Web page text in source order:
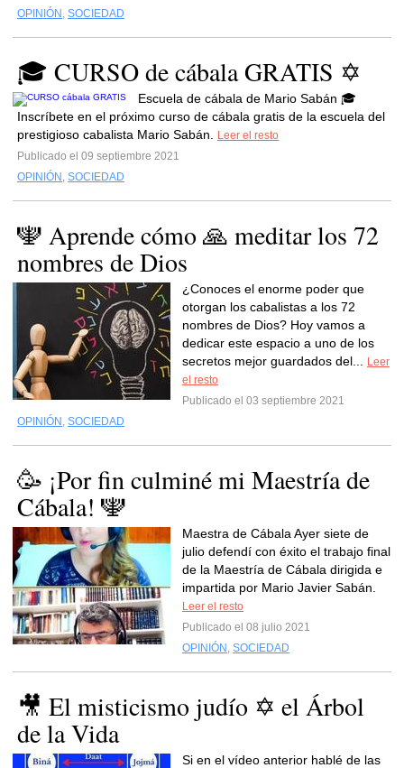
OPINIÓN , SOCIEDAD
🎓 CURSO de cábala GRATIS ✡️
Escuela de cábala de Mario Sabán 🎓
Inscríbete en el próximo curso de cábala gratis de la escuela del
prestigioso cabalista Mario Sabán.
Leer el resto
Publicado el 09 septiembre 2021
OPINIÓN , SOCIEDAD
🕎 Aprende cómo 🙏 meditar los 72
nombres de Dios
¿Conoces el enorme poder que
otorgan los cabalistas a los 72
nombres de Dios? Hoy vamos a
dedicar este espacio a uno de los
secretos mejor guardados del...
Leer
el resto
Publicado el 03 septiembre 2021
OPINIÓN , SOCIEDAD
🥳️ ¡Por fin culminé mi Maestría de
Cábala! 🕎
Maestra de Cábala Ayer siete de
julio defendí con éxito el trabajo final
de la Maestría de Cábala dirigida e
impartida por Mario Javier Sabán.
Leer el resto
Publicado el 08 julio 2021
OPINIÓN , SOCIEDAD
🎥 El misticismo judío ✡️ el Árbol
de la Vida
Si en el vídeo anterior hablé de las